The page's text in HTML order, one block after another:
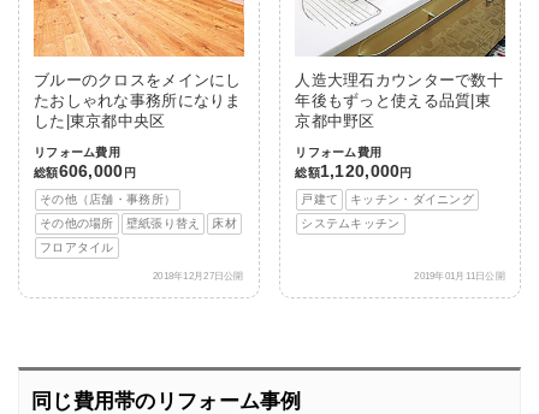
ブルーのクロスをメインにし
たおしゃれな事務所になりま
した|東京都中央区
リフォーム費用
総額606,000 円
その他（店舗・事務所）
その他の場所
壁紙張り替え
床材
フロアタイル
2018年12月27日公開
人造大理石カウンターで数十
年後もずっと使える品質|東
京都中野区
リフォーム費用
総額1,120,000円
戸建て
キッチン・ダイニング
システムキッチン
2019年01月11日公開
同じ費用帯のリフォーム事例